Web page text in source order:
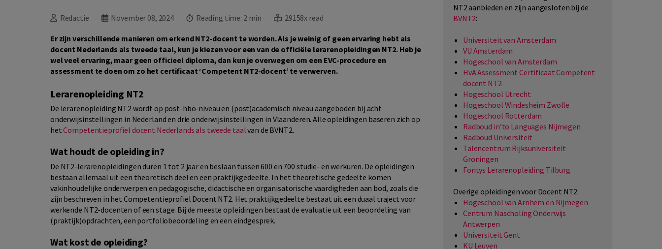
Redactie November 08, 2024 Reading time: 2 min 29158x read
Er zijn verschillende manieren om erkend NT2-docent te worden. Als je weinig of geen ervaring hebt als
docent Nederlands als tweede taal, kun je kiezen voor een van de officiële lerarenopleidingen NT2. Heb je
wel veel ervaring, maar geen officieel diploma, dan kun je overwegen om een EVC-procedure en
assessment te doen om zo het certificaat ‘Competent NT2-docent’ te verwerven.
Lerarenopleiding NT2
De lerarenopleiding NT2 wordt op post-hbo-niveau en (post)academisch niveau aangeboden bij acht
onderwijsinstellingen in Nederland en drie onderwijsinstellingen in Vlaanderen. Alle opleidingen baseren zich op
hetCompetentieprofiel docent Nederlands als tweede taalvan de BVNT2.
Wat houdt de opleiding in?
De NT2-lerarenopleidingen duren 1 tot 2 jaar en beslaan tussen 600 en 700 studie- en werkuren. De opleidingen
bestaan allemaal uit een theoretisch deel en een praktijkgedeelte. In het theoretische gedeelte komen
vakinhoudelijke onderwerpen en pedagogische, didactische en organisatorische vaardigheden aan bod, zoals die
zijn beschreven in het Competentieprofiel Docent NT2. Het praktijkgedeelte bestaat uit een duaal traject voor
werkende NT2-docenten of een stage. Bij de meeste opleidingen bestaat de evaluatie uit een beoordeling van
(praktijk)opdrachten, een portfoliobeoordeling en een eindgesprek.
Wat kost de opleiding?
NT2 aanbieden en zijn aangesloten bij de
BVNT2:
Universiteit van Amsterdam
VU Amsterdam
Hogeschool van Amsterdam
HvA Assessment Certificaat Competent
docent NT2
Hogeschool Utrecht
Hogeschool Windesheim Zwolle
Hogeschool Rotterdam
Radboud in’to Languages Nijmegen
Radboud Universiteit
Talencentrum Rijksuniversiteit
Groningen
Fontys Lerarenopleiding Tilburg
Overige opleidingen voor Docent NT2:
Hogeschool van Arnhem en Nijmegen
Centrum Nascholing Onderwijs
Antwerpen
Universiteit Gent
KU Leuven